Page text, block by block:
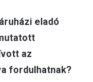
eladó
az
fordulhatnak?